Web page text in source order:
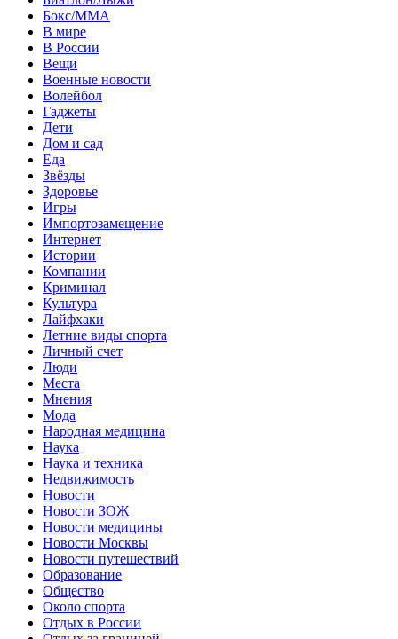
Бокс/MMA
В мире
В России
Вещи
Военные новости
Волейбол
Гаджеты
Дети
Дом и сад
Еда
Звёзды
Здоровье
Игры
Импортозамещение
Интернет
Истории
Компании
Криминал
Культура
Лайфхаки
Летние виды спорта
Личный счет
Люди
Места
Мнения
Мода
Народная медицина
Наука
Наука и техника
Недвижимость
Новости
Новости ЗОЖ
Новости медицины
Новости Москвы
Новости путешествий
Образование
Общество
Около спорта
Отдых в России